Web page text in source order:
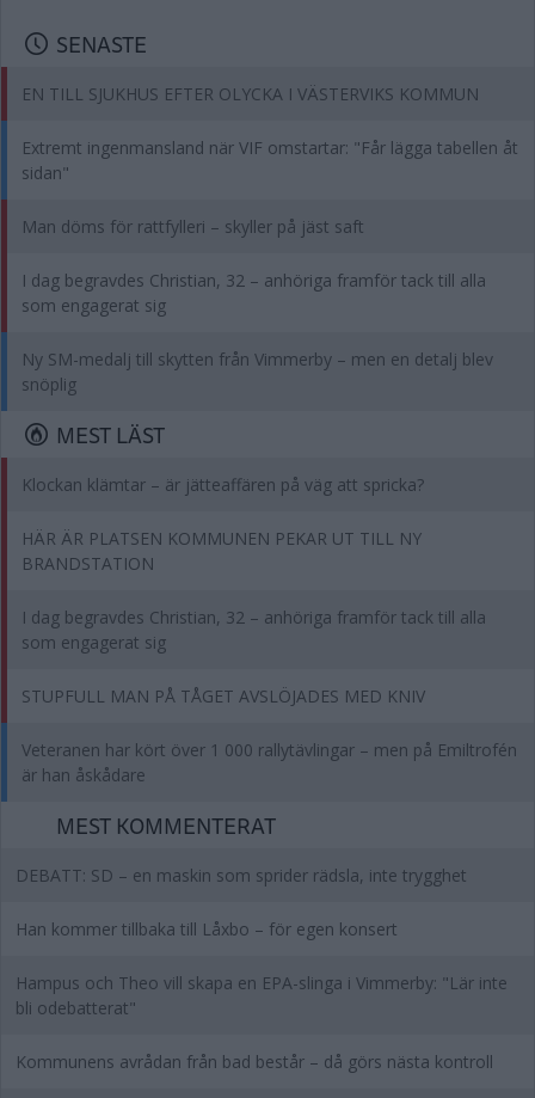
SENASTE
EN TILL SJUKHUS EFTER OLYCKA I VÄSTERVIKS KOMMUN
Extremt ingenmansland när VIF omstartar: "Får lägga tabellen åt
sidan"
Man döms för rattfylleri – skyller på jäst saft
I dag begravdes Christian, 32 – anhöriga framför tack till alla
som engagerat sig
Ny SM-medalj till skytten från Vimmerby – men en detalj blev
snöplig
MEST LÄST
Klockan klämtar – är jätteaffären på väg att spricka?
HÄR ÄR PLATSEN KOMMUNEN PEKAR UT TILL NY
BRANDSTATION
I dag begravdes Christian, 32 – anhöriga framför tack till alla
som engagerat sig
STUPFULL MAN PÅ TÅGET AVSLÖJADES MED KNIV
Veteranen har kört över 1 000 rallytävlingar – men på Emiltrofén
är han åskådare
MEST KOMMENTERAT
DEBATT: SD – en maskin som sprider rädsla, inte trygghet
Han kommer tillbaka till Låxbo – för egen konsert
Hampus och Theo vill skapa en EPA-slinga i Vimmerby: "Lär inte
bli odebatterat"
Kommunens avrådan från bad består – då görs nästa kontroll